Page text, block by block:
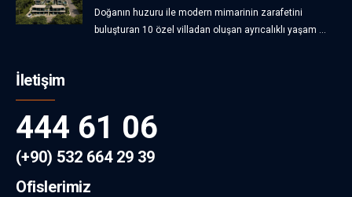
Doğanın huzuru ile modern mimarinin zarafetini
buluşturan 10 özel villadan oluşan ayrıcalıklı yaşam ...
İletişim
444 61 06
(+90) 532 664 29 39
Ofislerimiz